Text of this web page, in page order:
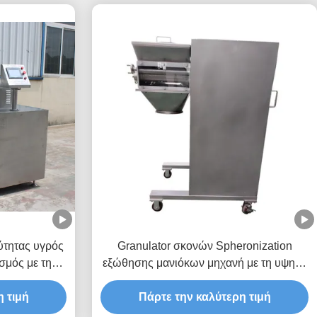
υγρός
με την
τιμή
Granulator σκονών Spheronization
εξώθησης μανιόκων μηχανή με τη υψηλή
επίδοση
Πάρτε την καλύτερη τιμή